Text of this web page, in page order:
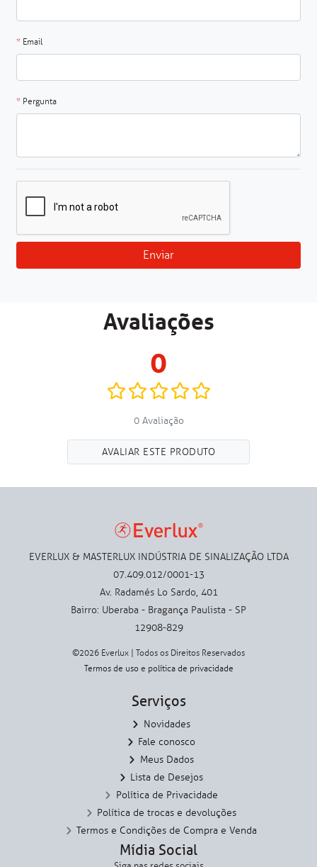
* Email
* Pergunta
Enviar
Avaliações
0
0 Avaliação
AVALIAR ESTE PRODUTO
EVERLUX & MASTERLUX INDÚSTRIA DE SINALIZAÇÃO LTDA
07.409.012/0001-13
Av. Radamés Lo Sardo, 401
Bairro: Uberaba - Bragança Paulista - SP
12908-829
©2026 Everlux | Todos os Direitos Reservados
Termos de usoe política de privacidade
Serviços
Novidades
Fale conosco
Meus Dados
Lista de Desejos
Política de Privacidade
Política de trocas e devoluções
Termos e Condições de Compra e Venda
Mídia Social